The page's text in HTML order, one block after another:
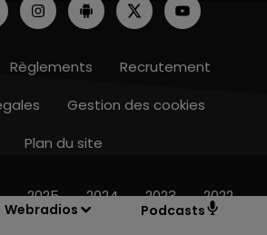
Webradios Podcasts
7h00 - 12h00
Règlements
Recrutement
Gestion des cookies
Plan du site
2025 2024 2023 2022